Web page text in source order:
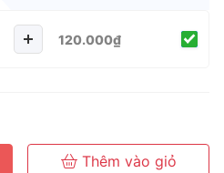
120.000₫
Thêm vào giỏ